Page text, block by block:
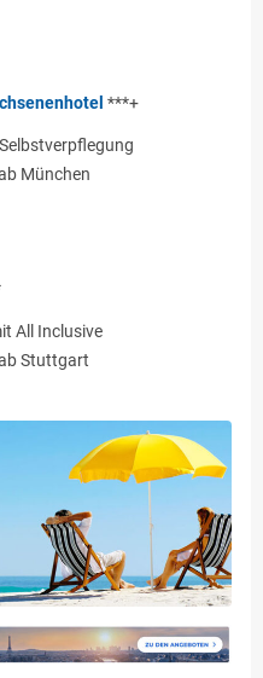
***+
München
All Inclusive
Stuttgart